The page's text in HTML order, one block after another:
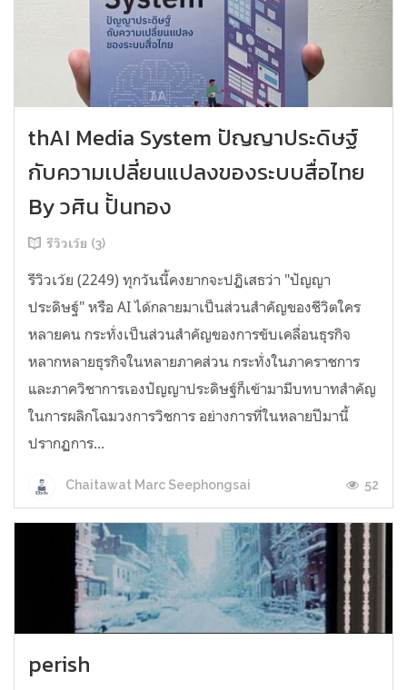
thAI Media System ปัญญาประดิษฐ์
กับความเปลี่ยนแปลงของระบบสื่อไทย
By วศิน ปั้นทอง
รีวิวเว้ย (3)
รีวิวเว้ย (2249) ทุกวันนี้คงยากจะปฏิเสธว่า "ปัญญา
ประดิษฐ์" หรือ AI ได้กลายมาเป็นส่วนสำคัญของชีวิตใคร
หลายคน กระทั่งเป็นส่วนสำคัญของการขับเคลื่อนธุรกิจ
หลากหลายธุรกิจในหลายภาคส่วน กระทั่งในภาคราชการ
และภาควิชาการเองปัญญาประดิษฐ์ก็เข้ามามีบทบาทสำคัญ
ในการผลิกโฉมวงการวิชการ อย่างการที่ในหลายปีมานี้
ปรากฏการ...
Chaitawat Marc Seephongsai 52
perish